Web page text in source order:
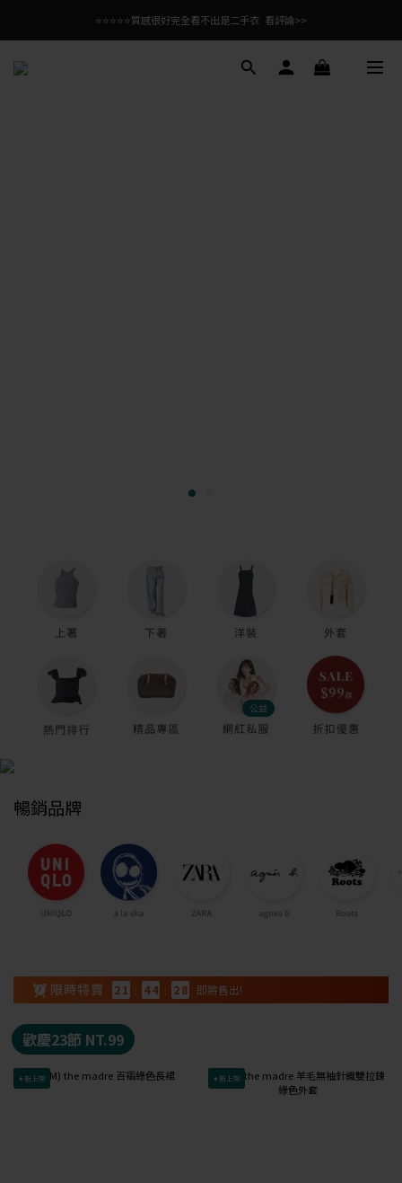
⭐⭐⭐⭐⭐質感很好完全看不出是二手衣  看評論>>
暢銷品牌
21 : 44 : 27 即將售出!
歡慶23節 NT.99
✦新上架 ✦新上架